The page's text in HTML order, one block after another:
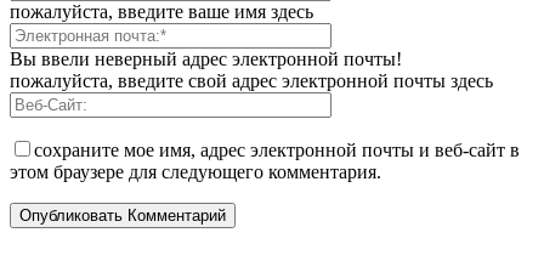
пожалуйста, введите ваше имя здесь
Вы ввели неверный адрес электронной почты!
пожалуйста, введите свой адрес электронной почты здесь
сохраните мое имя, адрес электронной почты и веб-сайт в
этом браузере для следующего комментария.